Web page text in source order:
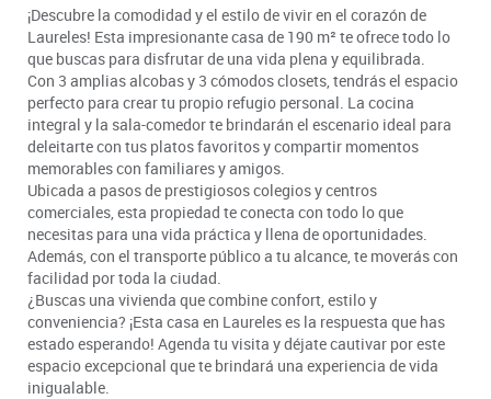
¡Descubre la comodidad y el estilo de vivir en el corazón de
Laureles! Esta impresionante casa de 190 m² te ofrece todo lo
que buscas para disfrutar de una vida plena y equilibrada.
Con 3 amplias alcobas y 3 cómodos closets, tendrás el espacio
perfecto para crear tu propio refugio personal. La cocina
integral y la sala-comedor te brindarán el escenario ideal para
deleitarte con tus platos favoritos y compartir momentos
memorables con familiares y amigos.
Ubicada a pasos de prestigiosos colegios y centros
comerciales, esta propiedad te conecta con todo lo que
necesitas para una vida práctica y llena de oportunidades.
Además, con el transporte público a tu alcance, te moverás con
facilidad por toda la ciudad.
¿Buscas una vivienda que combine confort, estilo y
conveniencia? ¡Esta casa en Laureles es la respuesta que has
estado esperando! Agenda tu visita y déjate cautivar por este
espacio excepcional que te brindará una experiencia de vida
inigualable.